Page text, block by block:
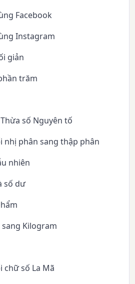
Facebook
Instagram
giản
trăm
số Nguyên tố
nhị phân sang thập phân
nhiên
số dư
Kilogram
chữ số La Mã